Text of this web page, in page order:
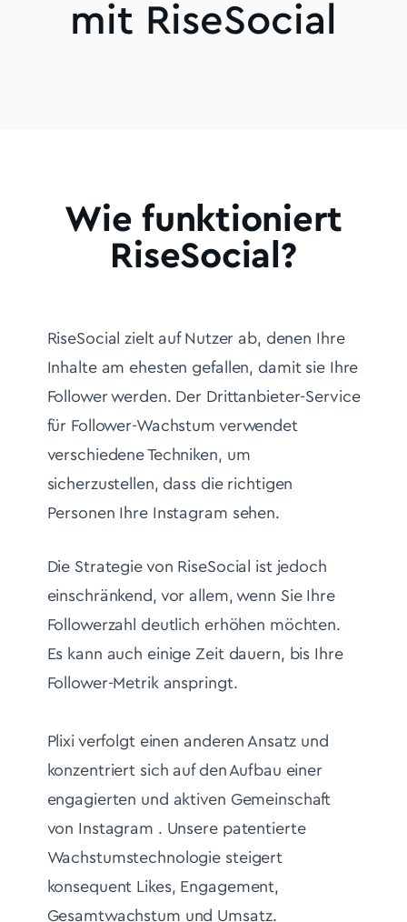
mit RiseSocial
Wie funktioniert
RiseSocial?
RiseSocial zielt auf Nutzer ab, denen Ihre
Inhalte am ehesten gefallen, damit sie Ihre
Follower werden. Der Drittanbieter-Service
für Follower-Wachstum verwendet
verschiedene Techniken, um
sicherzustellen, dass die richtigen
Personen Ihre Instagram sehen.
Die Strategie von RiseSocial ist jedoch
einschränkend, vor allem, wenn Sie Ihre
Followerzahl deutlich erhöhen möchten.
Es kann auch einige Zeit dauern, bis Ihre
Follower-Metrik anspringt.
Plixi verfolgt einen anderen Ansatz und
konzentriert sich auf den Aufbau einer
engagierten und aktiven Gemeinschaft
von Instagram . Unsere patentierte
Wachstumstechnologie steigert
konsequent Likes, Engagement,
Gesamtwachstum und Umsatz.